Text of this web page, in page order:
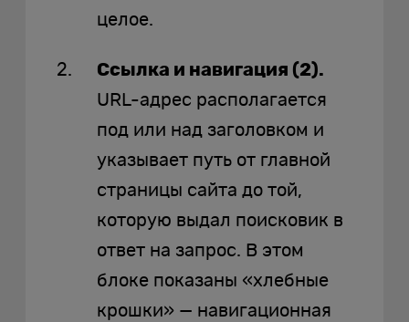
целое.
Ссылка и навигация (2).
URL-адрес располагается
под или над заголовком и
указывает путь от главной
страницы сайта до той,
которую выдал поисковик в
ответ на запрос. В этом
блоке показаны «хлебные
крошки» — навигационная